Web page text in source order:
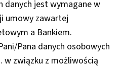
danych jest wymagane w
umowy zawartej
a Bankiem.
Pana danych osobowych
w związku z możliwością